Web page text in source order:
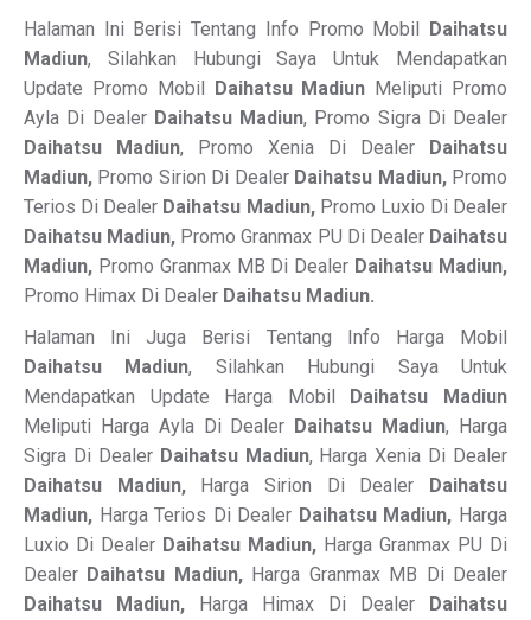
Halaman Ini Berisi Tentang Info Promo Mobil Daihatsu
Madiun, Silahkan Hubungi Saya Untuk Mendapatkan
Update Promo Mobil Daihatsu Madiun Meliputi Promo
Ayla Di Dealer Daihatsu Madiun, Promo Sigra Di Dealer
Daihatsu Madiun, Promo Xenia Di Dealer Daihatsu
Madiun, Promo Sirion Di Dealer Daihatsu Madiun, Promo
Terios Di Dealer Daihatsu Madiun, Promo Luxio Di Dealer
Daihatsu Madiun, Promo Granmax PU Di Dealer Daihatsu
Madiun, Promo Granmax MB Di Dealer Daihatsu Madiun,
Promo Himax Di Dealer Daihatsu Madiun.
Halaman Ini Juga Berisi Tentang Info Harga Mobil
Daihatsu Madiun, Silahkan Hubungi Saya Untuk
Mendapatkan Update Harga Mobil Daihatsu Madiun
Meliputi Harga Ayla Di Dealer Daihatsu Madiun, Harga
Sigra Di Dealer Daihatsu Madiun, Harga Xenia Di Dealer
Daihatsu Madiun, Harga Sirion Di Dealer Daihatsu
Madiun, Harga Terios Di Dealer Daihatsu Madiun, Harga
Luxio Di Dealer Daihatsu Madiun, Harga Granmax PU Di
Dealer Daihatsu Madiun, Harga Granmax MB Di Dealer
Daihatsu Madiun, Harga Himax Di Dealer Daihatsu